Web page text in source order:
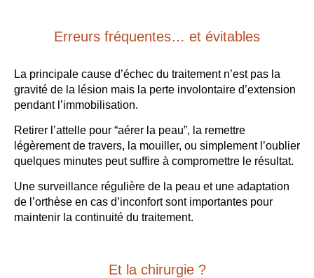
Erreurs fréquentes… et évitables
La principale cause d’échec du traitement n’est pas la
gravité de la lésion mais la perte involontaire d’extension
pendant l’immobilisation.
Retirer l’attelle pour “aérer la peau”, la remettre
légèrement de travers, la mouiller, ou simplement l’oublier
quelques minutes peut suffire à compromettre le résultat.
Une surveillance régulière de la peau et une adaptation
de l’orthèse en cas d’inconfort sont importantes pour
maintenir la continuité du traitement.
Et la chirurgie ?